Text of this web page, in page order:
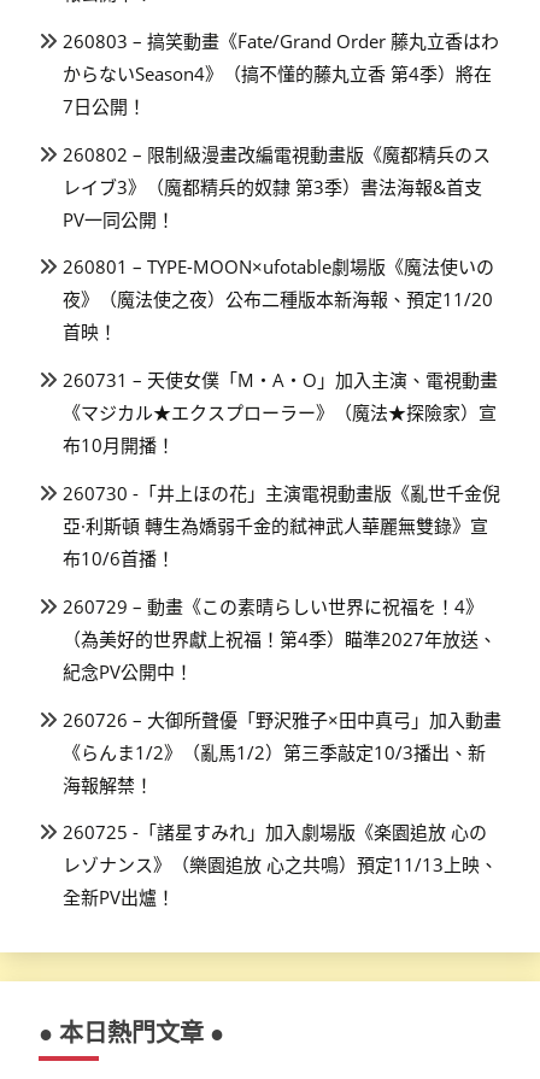
260803 – 搞笑動畫《Fate/Grand Order 藤丸立香はわ
からないSeason4》（搞不懂的藤丸立香 第4季）將在
7日公開！
260802 – 限制級漫畫改編電視動畫版《魔都精兵のス
レイブ3》（魔都精兵的奴隸 第3季）書法海報&首支
PV一同公開！
260801 – TYPE-MOON×ufotable劇場版《魔法使いの
夜》（魔法使之夜）公布二種版本新海報、預定11/20
首映！
260731 – 天使女僕「M・A・O」加入主演、電視動畫
《マジカル★エクスプローラー》（魔法★探險家）宣
布10月開播！
260730 -「井上ほの花」主演電視動畫版《亂世千金倪
亞·利斯頓 轉生為嬌弱千金的弒神武人華麗無雙錄》宣
布10/6首播！
260729 – 動畫《この素晴らしい世界に祝福を！4》
（為美好的世界獻上祝福！第4季）瞄準2027年放送、
紀念PV公開中！
260726 – 大御所聲優「野沢雅子×田中真弓」加入動畫
《らんま1/2》（亂馬1/2）第三季敲定10/3播出、新
海報解禁！
260725 -「諸星すみれ」加入劇場版《楽園追放 心の
レゾナンス》（樂園追放 心之共鳴）預定11/13上映、
全新PV出爐！
● 本日熱門文章 ●